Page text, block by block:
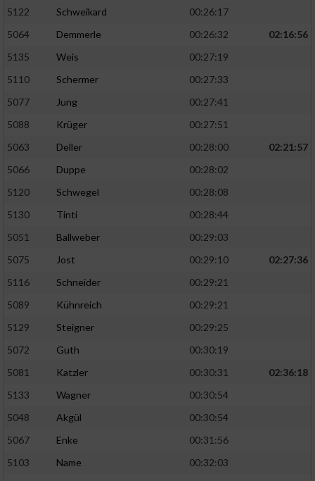
5122
Schweikard
00:26:17
5064
Demmerle 00:26:32
02:16:56
5135
Weis
00:27:19
5110
Schermer
00:27:33
5077
Jung
00:27:41
5088
Krüger
00:27:51
5063
Deller 00:28:00
02:21:57
5066
Duppe
00:28:02
5120
Schwegel
00:28:08
5130
Tinti
00:28:44
5051
Ballweber
00:29:03
5075
Jost 00:29:10
02:27:36
5116
Schneider
00:29:21
5089
Kühnreich
00:29:21
5129
Steigner
00:29:25
5072
Guth
00:30:19
5081
Katzler 00:30:31
02:36:18
5133
Wagner
00:30:54
5048
Akgül
00:30:54
5067
Enke
00:31:56
5103
Name
00:32:03